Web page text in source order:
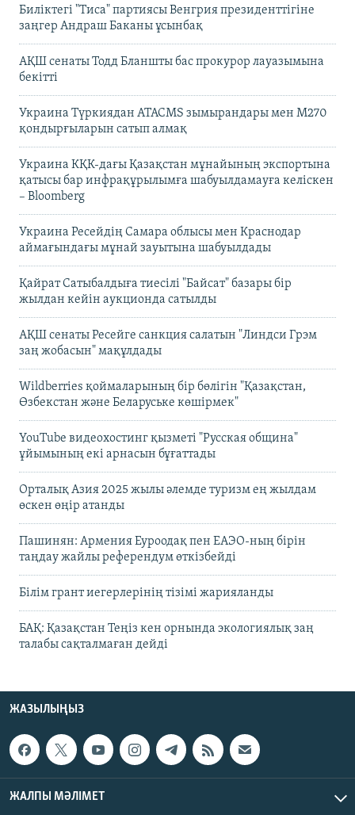
Биліктегі "Тиса" партиясы Венгрия президенттігіне
заңгер Андраш Баканы ұсынбақ
АҚШ сенаты Тодд Бланшты бас прокурор лауазымына
бекітті
Украина Түркиядан ATACMS зымырандары мен M270
қондырғыларын сатып алмақ
Украина КҚК-дағы Қазақстан мұнайының экспортына
қатысы бар инфрақұрылымға шабуылдамауға келіскен
– Bloomberg
Украина Ресейдің Самара облысы мен Краснодар
аймағындағы мұнай зауытына шабуылдады
Қайрат Сатыбалдыға тиесілі "Байсат" базары бір
жылдан кейін аукционда сатылды
АҚШ сенаты Ресейге санкция салатын "Линдси Грэм
заң жобасын" мақұлдады
Wildberries қоймаларының бір бөлігін "Қазақстан,
Өзбекстан және Беларуське көшірмек"
YouTube видеохостинг қызметі "Русская община"
ұйымының екі арнасын бұғаттады
Орталық Азия 2025 жылы әлемде туризм ең жылдам
өскен өңір атанды
Пашинян: Армения Еуроодақ пен ЕАЭО-ның бірін
таңдау жайлы референдум өткізбейді
Білім грант иегерлерінің тізімі жарияланды
БАҚ: Қазақстан Теңіз кен орнында экологиялық заң
талабы сақталмаған дейді
ЖАЗЫЛЫҢЫЗ
ЖАЛПЫ МӘЛІМЕТ